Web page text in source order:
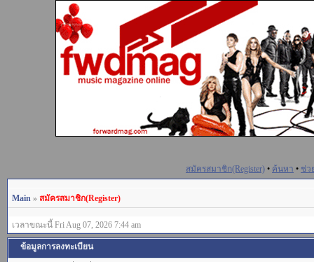
สมัครสมาชิก(Register) • ค้นหา • ช่ว
Main » สมัครสมาชิก(Register)
เวลาขณะนี้ Fri Aug 07, 2026 7:44 am
ข้อมูลการลงทะเบียน